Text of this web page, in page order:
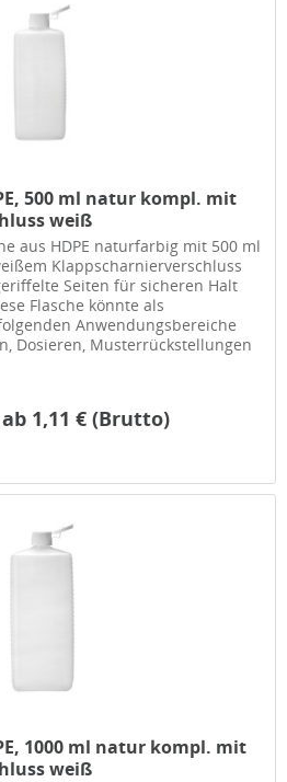
500 ml natur kompl. mit
weiß
aus HDPE naturfarbig mit 500 ml
Klappscharnierverschluss
Seiten für sicheren Halt
Flasche könnte als
Anwendungsbereiche
Dosieren, Musterrückstellungen
1,11 € (Brutto)
1000 ml natur kompl. mit
weiß